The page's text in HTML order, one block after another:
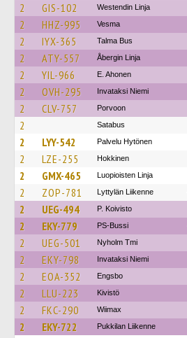
2 GIS-102 Westendin Linja
2 HHZ-995 Vesma
2 IYX-365 Talma Bus
2 ATY-557 Åbergin Linja
2 YIL-966 E. Ahonen
2 OVH-295 Invataksi Niemi
2 CLV-757 Porvoon
2 Satabus
2 LYY-542 Palvelu Hytönen
2 LZE-255 Hokkinen
2 GMX-465 Luopioisten Linja
2 ZOP-781 Lyttylän Liikenne
2 UEG-494 P. Koivisto
2 EKY-779 PS-Bussi
2 UEG-501 Nyholm Tmi
2 EKY-798 Invataksi Niemi
2 EOA-352 Engsbo
2 LLU-223 Kivistö
2 FKC-290 Wiimax
2 EKY-722 Pukkilan Liikenne